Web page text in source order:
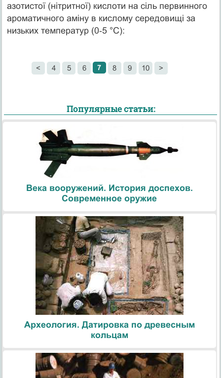
азотистої (нітритної) кислоти на сіль первинного
ароматичного аміну в кислому середовищі за
низьких температур (0‑5 °С):
< 4 5 6 7 8 9 10 >
Популярные статьи:
Века вооружений. История доспехов.
Современное оружие
Археология. Датировка по древесным
кольцам